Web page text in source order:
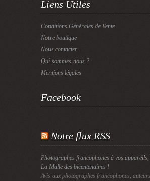
Liens Utiles
Conditions Générales de Vente
Notre boutique
Nous contacter
Qui sommes-nous ?
Mentions légales
Facebook
Notre flux RSS
Photographes francophones à vos
La Malle des bicentenaires !
Avis aux photographes francophones,